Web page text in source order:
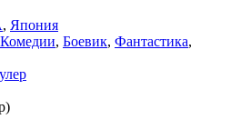
, Япония
Комедии, Боевик, Фантастика,